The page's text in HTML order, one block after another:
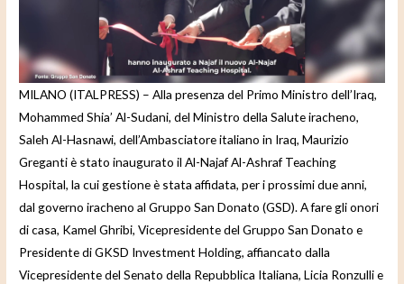
e
o
MILANO (ITALPRESS) – Alla presenza del Primo Ministro dell’Iraq,
Mohammed Shia’ Al-Sudani, del Ministro della Salute iracheno,
Saleh Al-Hasnawi, dell’Ambasciatore italiano in Iraq, Maurizio
Greganti è stato inaugurato il Al-Najaf Al-Ashraf Teaching
Hospital, la cui gestione è stata affidata, per i prossimi due anni,
dal governo iracheno al Gruppo San Donato (GSD). A fare gli onori
di casa, Kamel Ghribi, Vicepresidente del Gruppo San Donato e
Presidente di GKSD Investment Holding, affiancato dalla
Vicepresidente del Senato della Repubblica Italiana, Licia Ronzulli e